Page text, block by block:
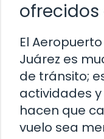
ofrecidos
El
Juárez es
de tránsito;
actividades
hacen que
vuelo sea